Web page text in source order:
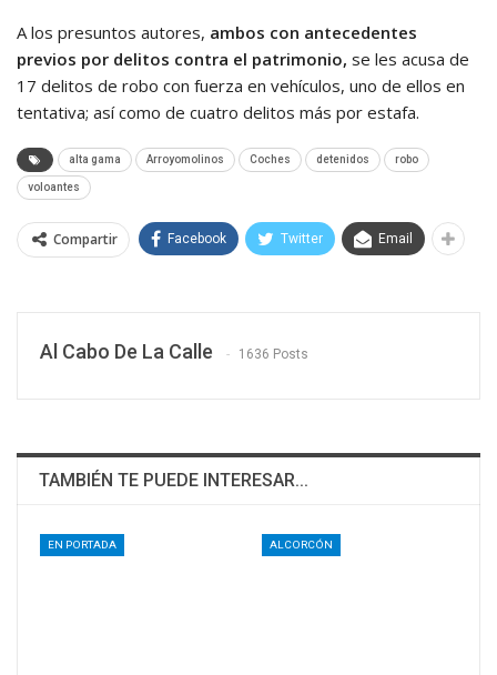
A los presuntos autores, ambos con antecedentes
previos por delitos contra el patrimonio, se les acusa de
17 delitos de robo con fuerza en vehículos, uno de ellos en
tentativa; así como de cuatro delitos más por estafa.
alta gama Arroyomolinos Coches detenidos robo
voloantes
Compartir Facebook Twitter Email
Al Cabo De La Calle 1636 Posts
TAMBIÉN TE PUEDE INTERESAR...
EN PORTADA ALCORCÓN